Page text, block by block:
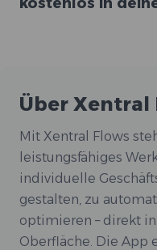
Über Xentral
Mit Xentral Flows
leistungsfähiges
individuelle
gestalten, zu
optimieren – direkt
Oberfläche. Die App